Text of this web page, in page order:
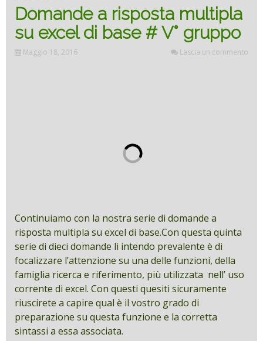
Domande a risposta multipla
su excel di base # V° gruppo
Maggio 18, 2016 Lascia un commento
Continuiamo con la nostra serie di domande a
risposta multipla su excel di base.Con questa quinta
serie di dieci domande li intendo prevalente è di
focalizzare l’attenzione su una delle funzioni, della
famiglia ricerca e riferimento, più utilizzata nell’ uso
corrente di excel. Con questi quesiti sicuramente
riuscirete a capire qual è il vostro grado di
preparazione su questa funzione e la corretta
sintassi a essa associata.